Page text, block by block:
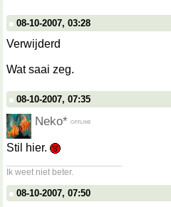
08-10-2007, 03:28
Verwijderd
Wat saai zeg.
08-10-2007, 07:35
Neko*
Stil hier.
Ik weet niet beter.
08-10-2007, 07:50